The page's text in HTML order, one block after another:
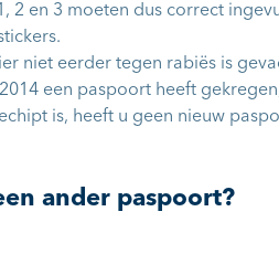
2 en 3 moeten dus correct
niet eerder tegen rabiës is
een paspoort heeft
is, heeft u geen nieuw
ander paspoort?